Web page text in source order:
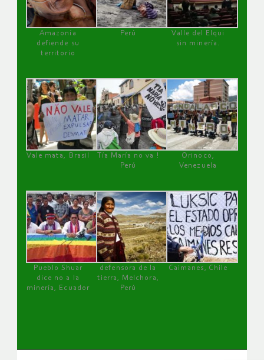
Amazonía
defiende su
territorio
Perú
Valle del Elqui
sin minería.
Vale mata, Brasil
Tía María no va !
Perú
Orinoco,
Venezuela
Pueblo Shuar
dice no a la
minería, Ecuador
defensora de la
tierra, Melchora,
Perú
Caimanes, Chile